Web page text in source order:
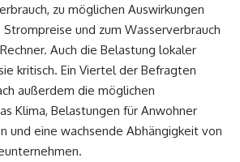
zu möglichen Auswirkungen
und zum Wasserverbrauch
Auch die Belastung lokaler
kritisch. Ein Viertel der Befragten
außerdem die möglichen
Klima, Belastungen für Anwohner
und eine wachsende Abhängigkeit von